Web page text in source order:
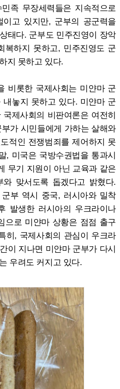
족 무장세력들은 지속적으로
고 있지만, 군부의 공군력을
태다. 군부도 민주진영이 장악
복하지 못하고, 민주진영도 군
지 못하고 있다.
비롯한 국제사회는 미얀마 군
놓지 못하고 있다. 미얀마 군
제사회의 비판여론은 여전히
가 시민들에게 가하는 살해와
적인 전쟁범죄를 제어하지 못
, 미국은 국방수권법을 통과시
무기 지원이 아닌 교육과 같은
맞서도록 돕겠다고 밝혔다.
부 역시 중국, 러시아와 밀착
발생한 러시아의 우크라이나
으로 미얀마 상황은 점점 출구
히, 국제사회의 관심이 우크라
이 지나면 미얀마 군부가 다시
우려도 커지고 있다.